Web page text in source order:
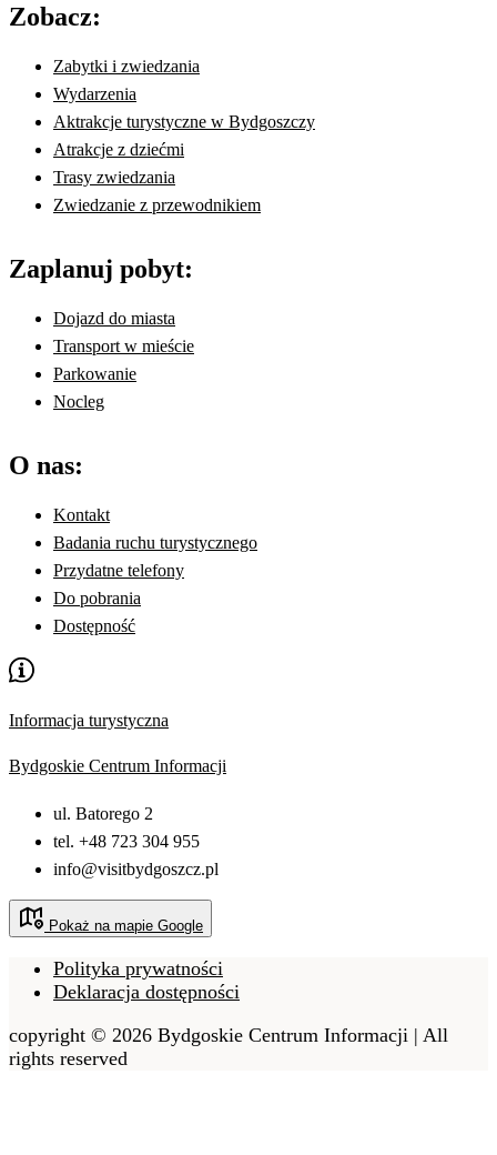
Zobacz:
Zabytki i zwiedzania
Wydarzenia
Aktrakcje turystyczne w Bydgoszczy
Atrakcje z dziećmi
Trasy zwiedzania
Zwiedzanie z przewodnikiem
Zaplanuj pobyt:
Dojazd do miasta
Transport w mieście
Parkowanie
Nocleg
O nas:
Kontakt
Badania ruchu turystycznego
Przydatne telefony
Do pobrania
Dostępność
Informacja turystyczna
Bydgoskie Centrum Informacji
ul. Batorego 2
tel. +48 723 304 955
info@visitbydgoszcz.pl
Pokaż na mapie Google
Polityka prywatności
Deklaracja dostępności
copyright © 2026 Bydgoskie Centrum Informacji | All
rights reserved